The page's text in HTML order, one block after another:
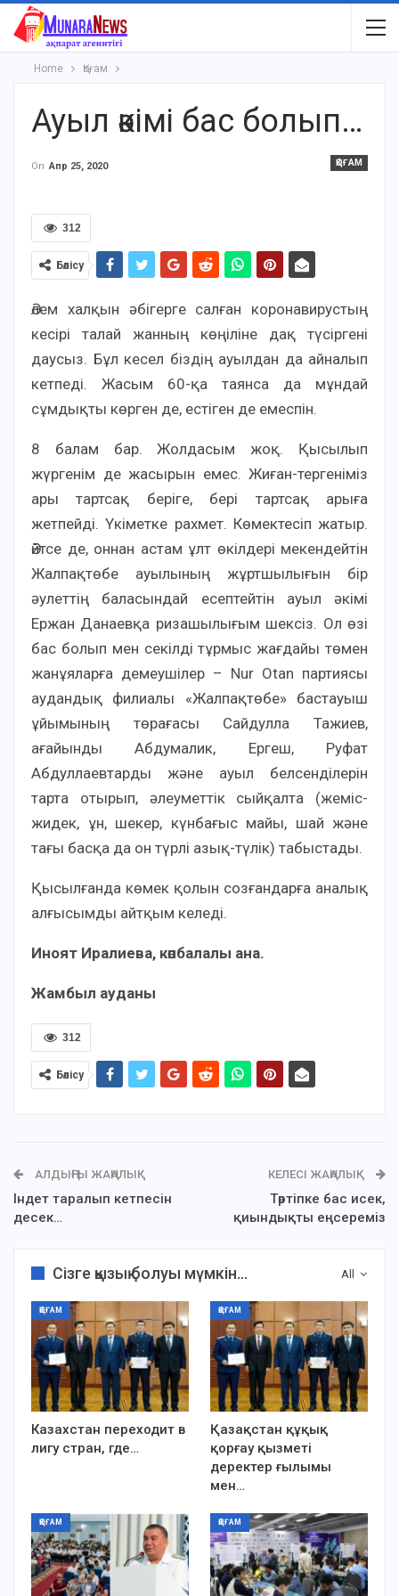
Home Қоғам
Ауыл әкімі бас болып…
ҚОҒАМ
On Апр 25, 2020
312
Бөлісу
Әлем халқын әбігерге салған коронавирустың
кесірі талай жанның көңіліне дақ түсіргені
даусыз. Бұл кесел біздің ауылдан да айналып
кетпеді. Жасым 60-қа таянса да мұндай
сұмдықты көрген де, естіген де емеспін.
8 балам бар. Жолдасым жоқ. Қысылып
жүргенім де жасырын емес. Жиған-тергеніміз
ары тартсақ беріге, бері тартсақ арыға
жетпейді. Үкіметке рахмет. Көмектесіп жатыр.
Әйтсе де, оннан астам ұлт өкілдері мекендейтін
Жалпақтөбе ауылының жұртшылығын бір
әулеттің баласындай есептейтін ауыл әкімі
Ержан Данаевқа ризашылығым шексіз. Ол өзі
бас болып мен секілді тұрмыс жағдайы төмен
жанұяларға демеушілер – Nur Otan партиясы
аудандық филиалы «Жалпақтөбе» бастауыш
ұйымының төрағасы Сайдулла Тажиев,
ағайынды Абдумалик, Ергеш, Руфат
Абдуллаевтарды және ауыл белсенділерін
тарта отырып, әлеуметтік сыйқалта (жеміс-
жидек, ұн, шекер, күнбағыс майы, шай және
тағы басқа да он түрлі азық-түлік) табыстады.
Қысылғанда көмек қолын созғандарға аналық
алғысымды айтқым келеді.
Иноят Иралиева, көпбалалы ана.
Жамбыл ауданы
312
Бөлісу
АЛДЫҢҒЫ ЖАҢАЛЫҚ
Індет таралып кетпесін
десек…
КЕЛЕСІ ЖАҢАЛЫҚ
Тәртіпке бас исек,
қиындықты еңсереміз
All
Сізге қызық болуы мүмкін...
ҚОҒАМ
Казахстан переходит в
лигу стран, где…
ҚОҒАМ
Қазақстан құқық
қорғау қызметі
деректер ғылымы
мен…
ҚОҒАМ ҚОҒАМ